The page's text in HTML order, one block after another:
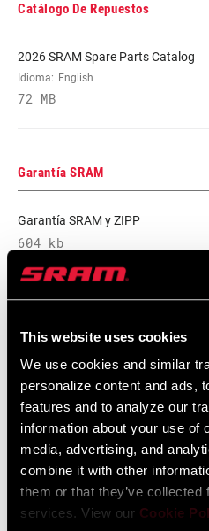
This website uses cookies
We use cookies and similar
personalize content and ads,
features and to analyze our
information about your use of
media, advertising, and
combine it with other
them or that they’ve
services. View our Cookie
Catálogo De Repuestos
2026 SRAM Spare Parts Catalog
Idioma: English
72 MB
Garantía SRAM
Garantía SRAM y ZIPP
604 kb
2024 MTB Frame Fit Specifications
Idioma: English
6 MB
Vídeos